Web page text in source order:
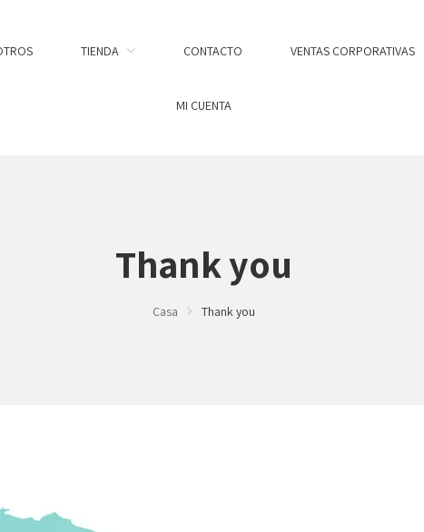
TIENDA CONTACTO VENTAS CORPORATIVAS
MI CUENTA
Thank you
Casa Thank you